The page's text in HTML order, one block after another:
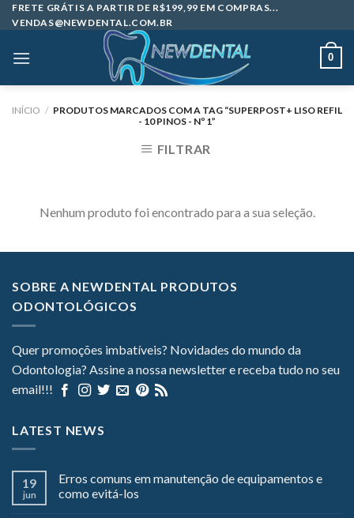
Skip
to
FRETE GRÁTIS A PARTIR DE R$199,99 EM COMPRAS...
VENDAS@NEWDENTAL.COM.BR
0
INÍCIO / PRODUTOS MARCADOS COM A TAG “SUPERPOST+ LISO REFIL
- 10 PINOS - Nº 1”
FILTRAR
Nenhum produto foi encontrado para a sua seleção.
SOBRE A NEWDENTAL PRODUTOS
ODONTOLÓGICOS
Quer promoções imbatíveis? Novidades do mundo da
Odontologia? Assine a nossa newsletter e receba tudo no seu
email!!!
LATEST NEWS
19
jun
Erros comuns em manutenção de equipamentos e
como evitá-los